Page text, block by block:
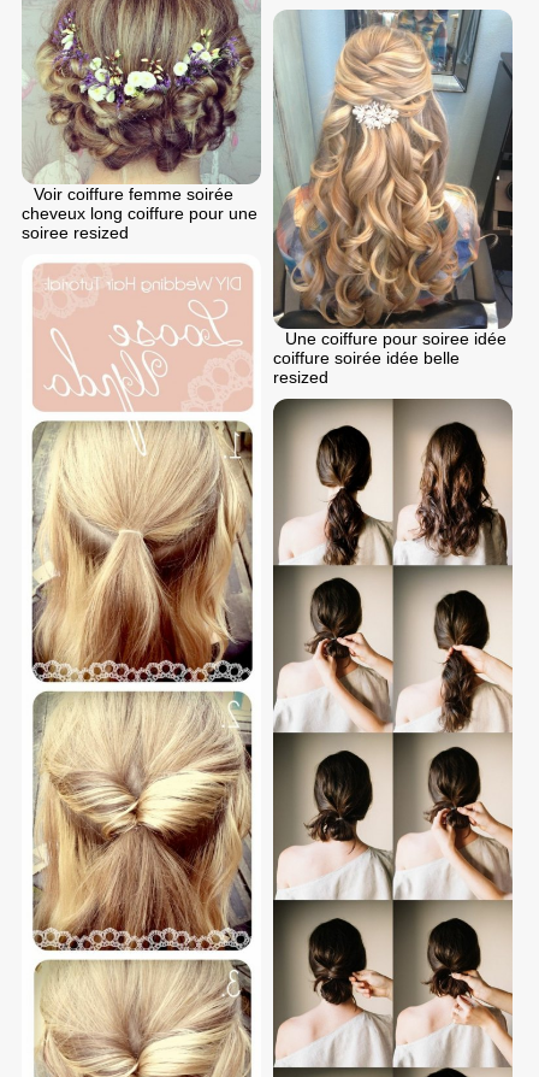
Voir coiffure femme soirée
cheveux long coiffure pour une
soiree resized
Une coiffure pour soiree idée
coiffure soirée idée belle
resized